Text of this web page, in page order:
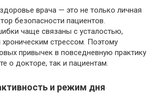
врача — это не только личная
безопасности пациентов.
чаще связаны с усталостью,
стрессом. Поэтому
привычек в повседневную практику
о докторе, так и пациентам.
и режим дня